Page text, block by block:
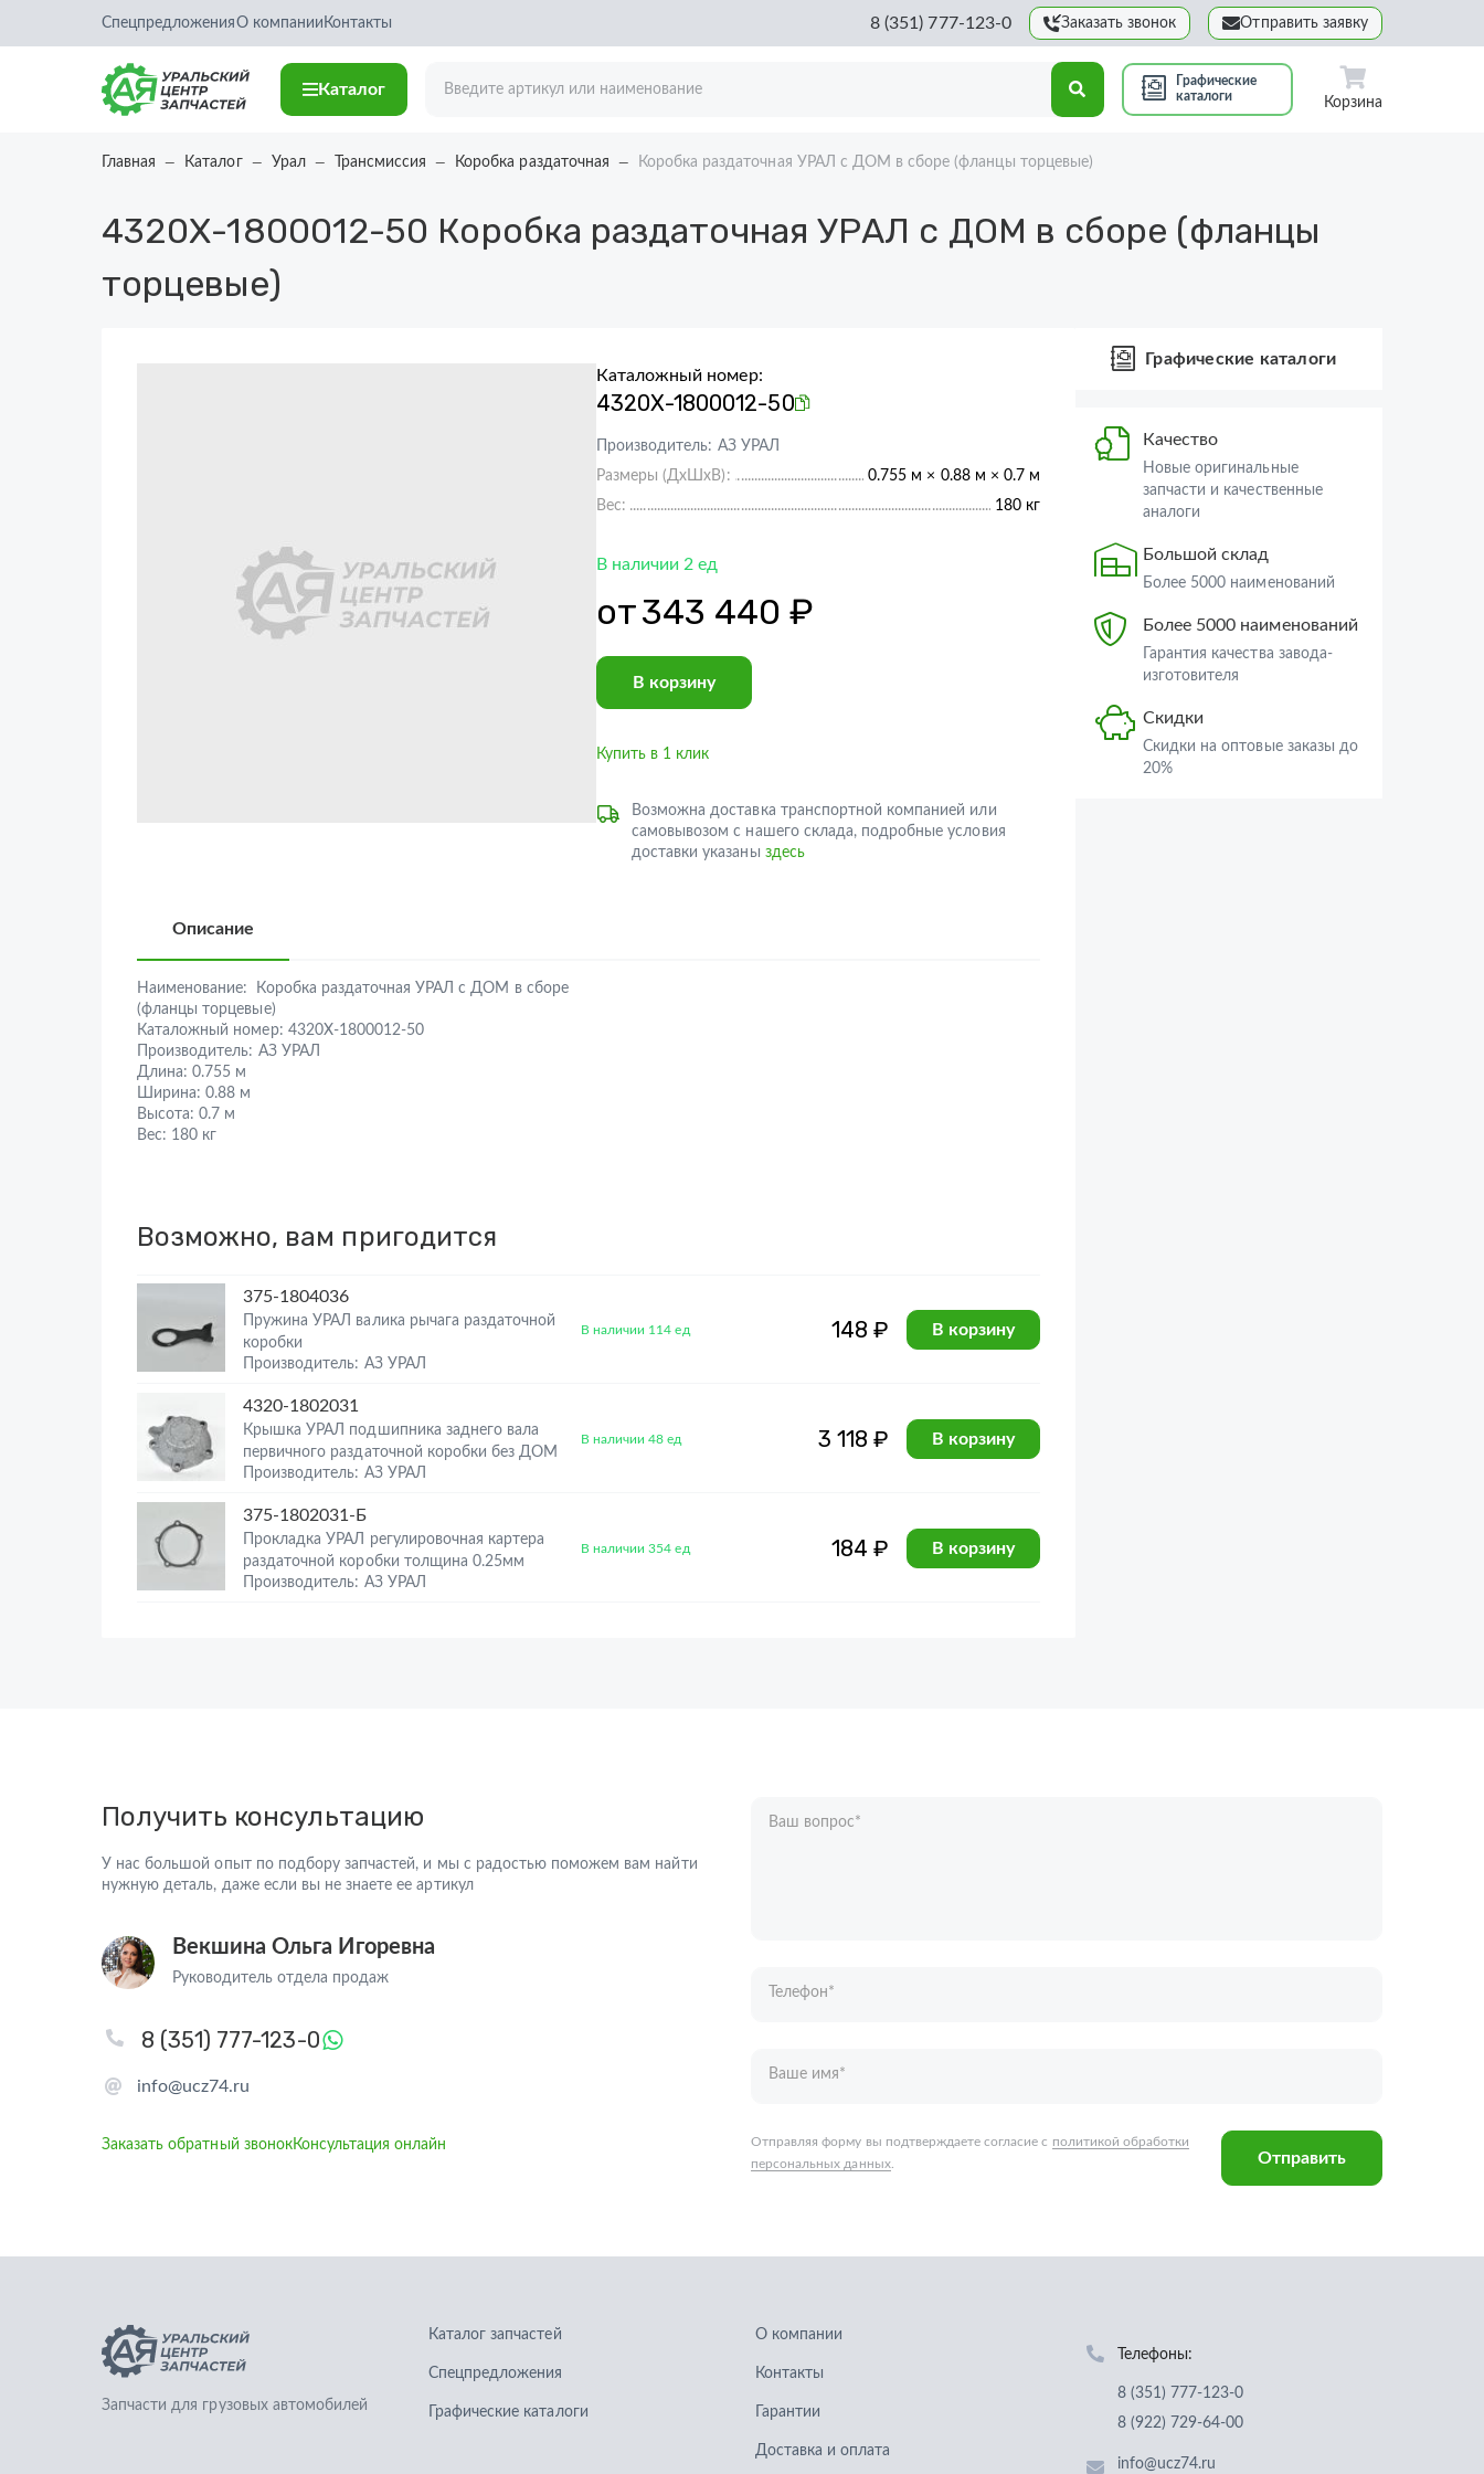
СпецпредложенияО компании Контакты 8 (351) 777-123-0 Заказать звонок Отправить заявку
Каталог
Графические
каталоги
Корзина
Главная Каталог Урал Трансмиссия Коробка раздаточная Коробка раздаточная УРАЛ с ДОМ в сборе (фланцы торцевые)
4320Х-1800012-50 Коробка раздаточная УРАЛ с ДОМ в сборе (фланцы
торцевые)
Каталожный номер:
4320Х-1800012-50
Производитель: АЗ УРАЛ
Размеры (ДхШхВ):
0.755 м × 0.88 м × 0.7 м
Вес:
180 кг
В наличии 2 ед
от343 440 ₽
В корзину
Купить в 1 клик
Возможна доставка транспортной компанией или
самовывозом с нашего склада, подробные условия
доставки указаны здесь
Описание
Наименование:
Коробка раздаточная УРАЛ с ДОМ в сборе
(фланцы торцевые)
Каталожный номер: 4320Х-1800012-50
Производитель: АЗ УРАЛ
Длина: 0.755 м
Ширина: 0.88 м
Высота: 0.7 м
Вес: 180 кг
Возможно, вам пригодится
375-1804036
Пружина УРАЛ валика рычага раздаточной
коробки
Производитель: АЗ УРАЛ
В наличии 114 ед 148 ₽ В корзину
4320-1802031
Крышка УРАЛ подшипника заднего вала
первичного раздаточной коробки без ДОМ
Производитель: АЗ УРАЛ
В наличии 48 ед 3 118 ₽ В корзину
375-1802031-Б
Прокладка УРАЛ регулировочная картера
раздаточной коробки толщина 0.25мм
Производитель: АЗ УРАЛ
В наличии 354 ед 184 ₽ В корзину
Графические каталоги
Качество
Новые оригинальные
запчасти и качественные
аналоги
Большой склад
Более 5000 наименований
Более 5000 наименований
Гарантия качества завода-
изготовителя
Скидки
Скидки на оптовые заказы до
20%
Получить консультацию
У нас большой опыт по подбору запчастей, и мы с радостью поможем вам найти
нужную деталь, даже если вы не знаете ее артикул
Векшина Ольга Игоревна
Руководитель отдела продаж
info@ucz74.ru
8 (351) 777-123-0
Заказать обратный звонокКонсультация онлайн
Ваш вопрос*
Запчасти для грузовых автомобилей
Спецпредложения
Графические каталоги
Контакты
Гарантии
Доставка и оплата
8 (351) 777-123-0
8 (922) 729-64-00
info@ucz74.ru